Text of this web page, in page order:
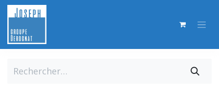
Se rendre au contenu